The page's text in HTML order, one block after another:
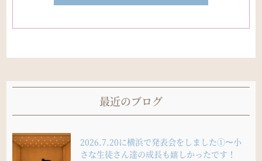
最近のブログ
2026.7.20に横浜で発表会をしました①〜小
さな生徒さん達の成長も嬉しかったです！